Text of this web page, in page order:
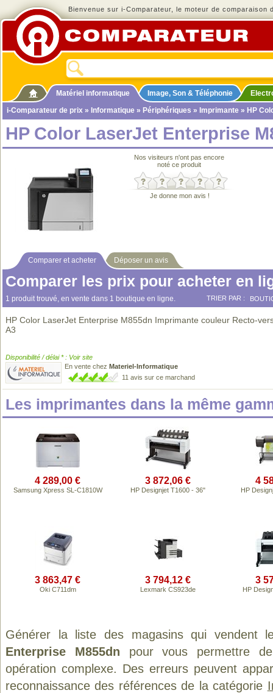
Bienvenue sur i-Comparateur, le moteur de comparaison
Matériel informatique Image, Son & Téléphonie
i-Comparateur de prix » Informatique » Périphériques » Imprimante » HP
HP Color LaserJet Enterprise
Nos visiteurs n'ont pas encore
noté ce produit
Je donne mon avis !
Comparer et acheter Déposer un avis
Comparer les prix pour acheter en
1 produit trouvé, en vente dans 1 boutique en ligne. TRIER PAR :
HP Color LaserJet Enterprise M855dn Imprimante couleur Recto-
A3
Disponibilité / délai * : Voir site
En vente chez Materiel-Informatique
11 avis sur ce marchand
Les imprimantes dans la même
4 289,00 €
Samsung Xpress SL-C1810W
3 872,06 €
HP Designjet T1600 - 36"
4
HP
3 863,47 €
Oki C711dm
3 794,12 €
Lexmark CS923de
3
HP
Générer la liste des magasins qui vendent
Enterprise M855dn pour vous permettre
opération complexe. Des erreurs peuvent
reconnaissance des références de la catégorie